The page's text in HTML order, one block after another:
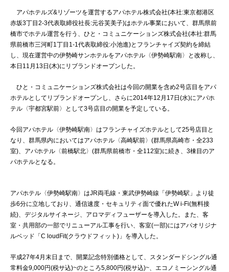
アパホテルズ&リゾーツを運営するアパホテル株式会社(本社:東京都港区
赤坂3丁目2-3代表取締役社長:元谷芙美子)はホテル事業において、群馬県前
橋市でホテル運営を行う、ひと・コミュニケーションズ株式会社(本社:群馬
県前橋市三河町1丁目1-1代表取締役:小池進)とフランチャイズ契約を締結
し、現在運営中の伊勢崎サンホテルをアパホテル〈伊勢崎駅南〉と改称し、
本日11月13日(木)にリブランドオープンした。
ひと・コミュニケーションズ株式会社は今回の開業を含め2号店目をアパ
ホテルとしてリブランドオープンし、さらに2014年12月17日(水)にアパホ
テル〈宇都宮駅前〉として3号店目の開業を予定している。
今回アパホテル〈伊勢崎駅南〉はフランチャイズホテルとして25号店目と
なり、群馬県内においてはアパホテル〈高崎駅前〉(群馬県高崎市・全233
室)、アパホテル〈前橋駅北〉(群馬県前橋市・全112室)に続き、3棟目のア
パホテルとなる。
アパホテル〈伊勢崎駅南〉はJR両毛線・東武伊勢崎線「伊勢崎駅」より徒
歩6分に立地しており、通信速度・セキュリティ面で優れたW i-Fi(無料接
続)、デジタルサイネージ、アロマディフューザーを導入した。また、客
室・共用部の一部でリニューアル工事を行い、客室(一部)にはアパオリジナ
ルベッド「C loudFit(クラウドフィット)」を導入した。
平成27年4月末日まで、開業記念特別価格として、スタンダードシングル通
常料金9,000円(税サ込)~のところ5,800円(税サ込)~、エコノミーシングル通